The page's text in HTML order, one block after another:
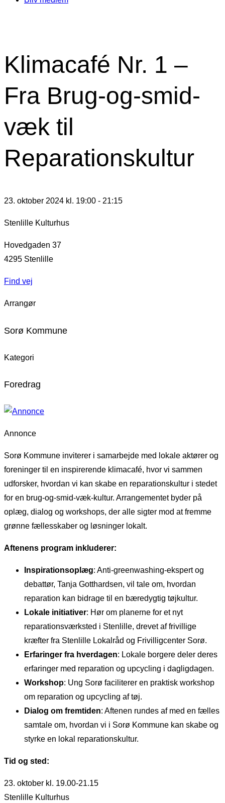
Klimacafé Nr. 1 –
Fra Brug-og-smid-
væk til
Reparationskultur
23. oktober 2024 kl. 19:00 - 21:15
Stenlille Kulturhus
Hovedgaden 37
4295 Stenlille
Find vej
Arrangør
Sorø Kommune
Kategori
Foredrag
Annonce
Sorø Kommune inviterer i samarbejde med lokale aktører og
foreninger til en inspirerende klimacafé, hvor vi sammen
udforsker, hvordan vi kan skabe en reparationskultur i stedet
for en brug-og-smid-væk-kultur. Arrangementet byder på
oplæg, dialog og workshops, der alle sigter mod at fremme
grønne fællesskaber og løsninger lokalt.
Aftenens program inkluderer:
Inspirationsoplæg: Anti-greenwashing-ekspert og
debattør, Tanja Gotthardsen, vil tale om, hvordan
reparation kan bidrage til en bæredygtig tøjkultur.
Lokale initiativer: Hør om planerne for et nyt
reparationsværksted i Stenlille, drevet af frivillige
kræfter fra Stenlille Lokalråd og Frivilligcenter Sorø.
Erfaringer fra hverdagen: Lokale borgere deler deres
erfaringer med reparation og upcycling i dagligdagen.
Workshop: Ung Sorø faciliterer en praktisk workshop
om reparation og upcycling af tøj.
Dialog om fremtiden: Aftenen rundes af med en fælles
samtale om, hvordan vi i Sorø Kommune kan skabe og
styrke en lokal reparationskultur.
Tid og sted:
23. oktober kl. 19.00-21.15
Stenlille Kulturhus